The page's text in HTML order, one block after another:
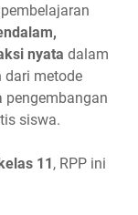
nyata dalam
dari metode
pengembangan
siswa.
11, RPP ini